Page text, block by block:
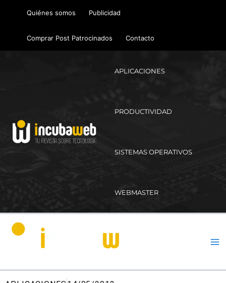
Quiénes somos Publicidad
Comprar Post Patrocinados Contacto
APLICACIONES
PRODUCTIVIDAD
SISTEMAS OPERATIVOS
WEBMASTER